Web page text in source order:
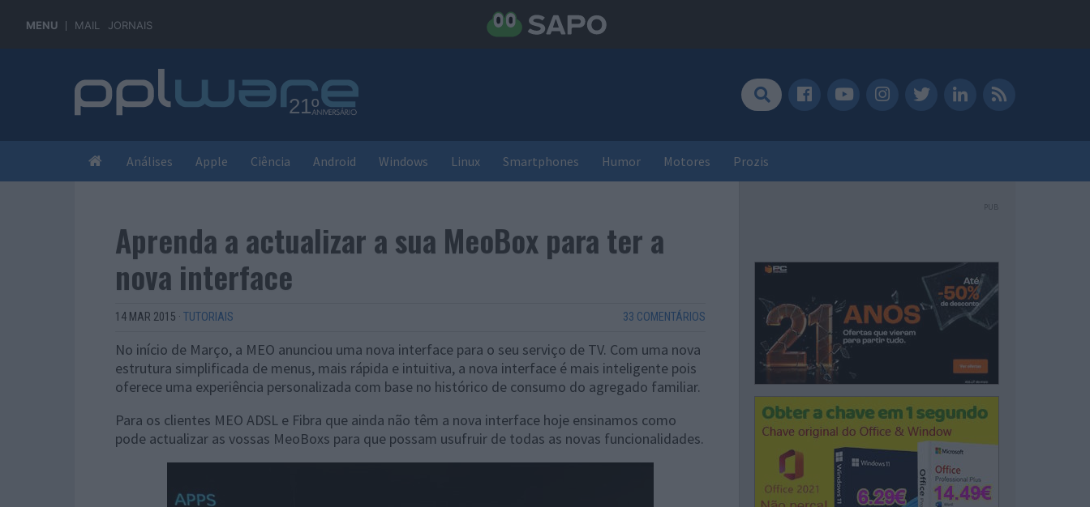
MENU MAIL JORNAIS
Análises Apple Ciência Android Windows Linux Smartphones Humor Motores Prozis
Aprenda a actualizar a sua MeoBox para ter a
nova interface
14 MAR 2015 · TUTORIAIS 33 COMENTÁRIOS
No início de Março, a MEO anunciou uma nova interface para o seu serviço de TV. Com uma nova
estrutura simplificada de menus, mais rápida e intuitiva, a nova interface é mais inteligente pois
oferece uma experiência personalizada com base no histórico de consumo do agregado familiar.
Para os clientes MEO ADSL e Fibra que ainda não têm a nova interface hoje ensinamos como
pode actualizar as vossas MeoBoxs para que possam usufruir de todas as novas funcionalidades.
PUB